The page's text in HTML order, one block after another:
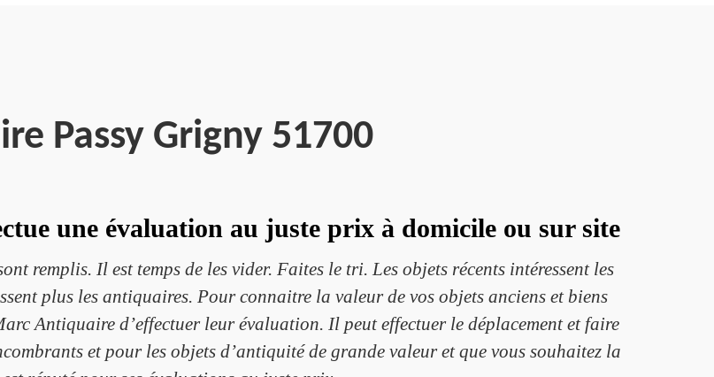
Passy Grigny 51700
une évaluation au juste prix à domicile ou sur site
remplis. Il est temps de les vider. Faites le tri. Les objets récents intéressent les
plus les antiquaires. Pour connaitre la valeur de vos objets anciens et biens
Antiquaire d’effectuer leur évaluation. Il peut effectuer le déplacement et faire
et pour les objets d’antiquité de grande valeur et que vous souhaitez la